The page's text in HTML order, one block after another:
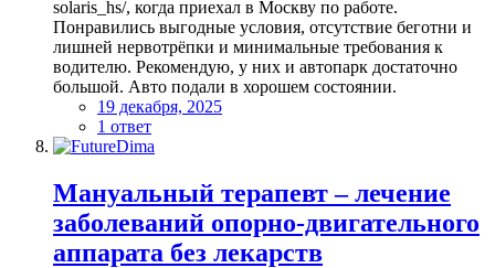
solaris_hs/, когда приехал в Москву по работе.
Понравились выгодные условия, отсутствие беготни и
лишней нервотрёпки и минимальные требования к
водителю. Рекомендую, у них и автопарк достаточно
большой. Авто подали в хорошем состоянии.
19 декабря, 2025
1 ответ
Мануальный терапевт – лечение
заболеваний опорно-двигательного
аппарата без лекарств